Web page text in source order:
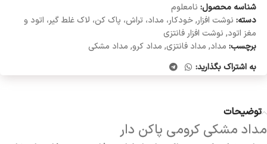
شناسه محصول: نامعلوم
دسته: نوشت افزار,خودکار، مداد، تراش، پاک کن، لاک غلط گیر، اتود و
مغز اتود, نوشت افزار فانتزی
برچسب: مداد, مداد فانتزی, مداد کرو, مداد مشکی
به اشتراک بگذارید:
توضیحات
مداد مشکی کرومی پاکن دار